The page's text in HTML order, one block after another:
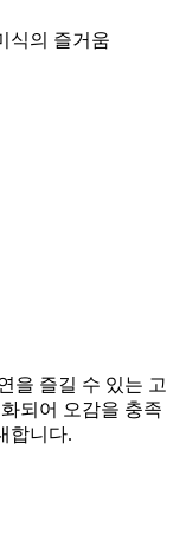
식의 즐거움
을 즐길 수 있는 고
되어 오감을 충족
합니다.